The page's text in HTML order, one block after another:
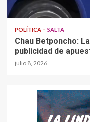
POLÍTICA SALTA
Chau Betponcho:
publicidad de
julio 8, 2026